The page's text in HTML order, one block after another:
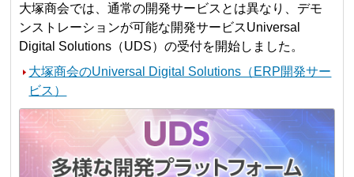
大塚商会では、通常の開発サービスとは異なり、デモ
ンストレーションが可能な開発サービスUniversal
Digital Solutions（UDS）の受付を開始しました。
大塚商会のUniversal Digital Solutions（ERP開発サー
ビス）